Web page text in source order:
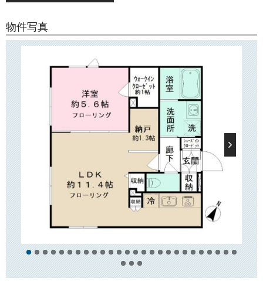
こちらには約1帖のウォークインクローゼットがございます。
ライティングレール・LEDスポットライトが設置されており、お部屋をお
しゃれに演出できます♪
また室内物干しがございますので、雨の日や花粉シーズンのお洗濯に大
活躍します！
文京区向丘2丁目の賃貸マンション「エスタジオ本駒込」。
東京メトロ南北線「本駒込」駅徒歩4分の好立地！
そのほか「白山」駅・「千駄木」駅などもご利用いただけます。
コンクリート打ちっぱなしの外観が目を惹くマンションです。
TVモニターつきオートロック・宅配ボックス完備。
各お部屋の玄関扉はダブルロックを採用しており、セキュリティ面も万
IHコンロや浴室乾燥機、シャワートイレなど、室内設備も充実していま
ーパー「コープ」「三徳」がございますので、日々のお買い物にとても
物件写真